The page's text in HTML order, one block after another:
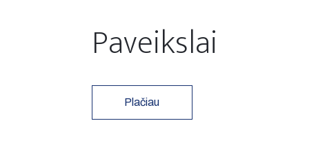
Paveikslai
Plačiau